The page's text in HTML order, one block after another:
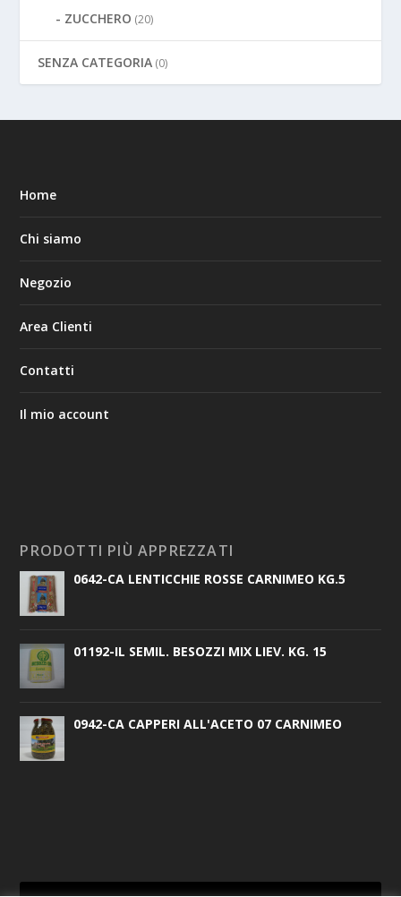
ZUCCHERO (20)
SENZA CATEGORIA (0)
Home
Chi siamo
Negozio
Area Clienti
Contatti
Il mio account
PRODOTTI PIÙ APPREZZATI
0642-CA LENTICCHIE ROSSE CARNIMEO KG.5
01192-IL SEMIL. BESOZZI MIX LIEV. KG. 15
0942-CA CAPPERI ALL'ACETO 07 CARNIMEO